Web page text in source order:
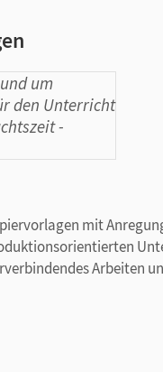
mit
Arbeiten
und -